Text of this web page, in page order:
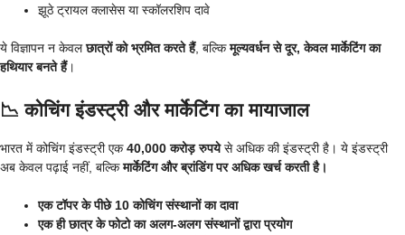
झूठे ट्रायल क्लासेस या स्कॉलरशिप दावे
ये विज्ञापन न केवलछात्रों को भ्रमित करते हैं, बल्किमूल्यवर्धन से दूर, केवल मार्केटिंग का
हथियार बनते हैं।
📉 कोचिंग इंडस्ट्री और मार्केटिंग का मायाजाल
भारत में कोचिंग इंडस्ट्री एक40,000 करोड़ रुपयेसे अधिक की इंडस्ट्री है। ये इंडस्ट्री
अब केवल पढ़ाई नहीं, बल्किमार्केटिंग और ब्रांडिंग पर अधिक खर्च करती है।
एक टॉपर के पीछे 10 कोचिंग संस्थानों का दावा
एक ही छात्र के फोटो का अलग-अलग संस्थानों द्वारा प्रयोग